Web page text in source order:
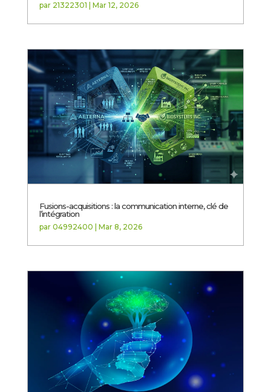
par 21322301 Mar 12, 2026
Fusions-acquisitions : la communication interne, clé de
l’intégration
par 04992400 Mar 8, 2026